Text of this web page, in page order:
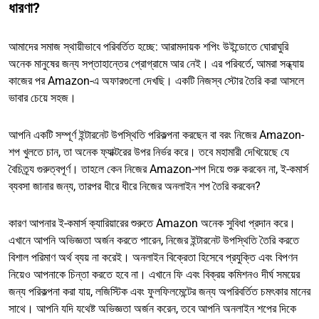
ধারণা?
আমাদের সমাজ স্থায়ীভাবে পরিবর্তিত হচ্ছে: আরামদায়ক শপিং উইন্ডোতে ঘোরাঘুরি
অনেক মানুষের জন্য সপ্তাহান্তের প্রোগ্রামে আর নেই। এর পরিবর্তে, আমরা সন্ধ্যায়
কাজের পর Amazon-এ অফারগুলো দেখছি। একটি নিজস্ব স্টোর তৈরি করা আসলে
ভাবার চেয়ে সহজ।
আপনি একটি সম্পূর্ণ ইন্টারনেট উপস্থিতি পরিকল্পনা করছেন বা বরং নিজের Amazon-
শপ খুলতে চান, তা অনেক ফ্যাক্টরের উপর নির্ভর করে। তবে মহামারী দেখিয়েছে যে
বৈচিত্র্য গুরুত্বপূর্ণ। তাহলে কেন নিজের Amazon-শপ দিয়ে শুরু করবেন না, ই-কমার্স
ব্যবসা জানার জন্য, তারপর ধীরে ধীরে নিজের অনলাইন শপ তৈরি করবেন?
কারণ আপনার ই-কমার্স ক্যারিয়ারের শুরুতে Amazon অনেক সুবিধা প্রদান করে।
এখানে আপনি অভিজ্ঞতা অর্জন করতে পারেন, নিজের ইন্টারনেট উপস্থিতি তৈরি করতে
বিশাল পরিমাণ অর্থ ব্যয় না করেই। অনলাইন বিক্রেতা হিসেবে প্রযুক্তি এবং বিপণন
নিয়েও আপনাকে চিন্তা করতে হবে না। এখানে ফি এবং বিক্রয় কমিশনও দীর্ঘ সময়ের
জন্য পরিকল্পনা করা যায়, লজিস্টিক এবং ফুলফিলমেন্টের জন্য অপরিবর্তিত চমৎকার মানের
সাথে। আপনি যদি যথেষ্ট অভিজ্ঞতা অর্জন করেন, তবে আপনি অনলাইন শপের দিকে